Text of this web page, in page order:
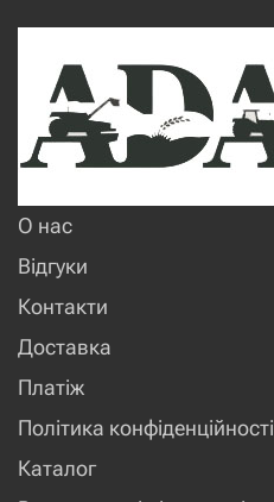
О нас
Відгуки
Контакти
Доставка
Платіж
Політика конфіденційності
Каталог